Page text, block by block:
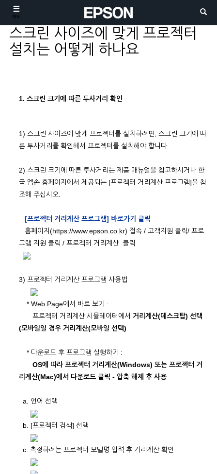
메뉴
스크린 사이즈에 맞게 프로젝터
설치는 어떻게 하나요
1. 스크린 크기에 따른 투사거리 확인
1) 스크린 사이즈에 맞게 프로젝터를 설치하려면, 스크린 크기에 따
른 투사거리를 확인해서 프로젝터를 설치해야 합니다.
2) 스크린 크기에 따른 투사거리는 제품 매뉴얼을 참고하시거나 한
국 엡손 홈페이지에서 제공되는 [프로젝터 거리계산 프로그램]을 참
조해 주십시오.
[프로젝터 거리계산 프로그램] 바로가기 클릭
홈페이지(https://www.epson.co.kr) 접속 / 고객지원 클릭/ 프로
그램 지원 클릭 / 프로젝터 거리계산 클릭
3) 프로젝터 거리계산 프로그램 사용법
* Web Page에서 바로 보기 :
프로젝터 거리계산 시뮬레이터에서 거리계산(데스크탑) 선택
(모바일일 경우 거리계산(모바일 선택)
* 다운로드 후 프로그램 실행하기 :
OS에 따라 프로젝터 거리계산(Windows) 또는 프로젝터 거
리계산(Mac)에서 다운로드 클릭 - 압축 해제 후 사용
a. 언어 선택
b. [프로젝터 검색] 선택
c. 측정하려는 프로젝터 모델명 입력 후 거리계산 확인